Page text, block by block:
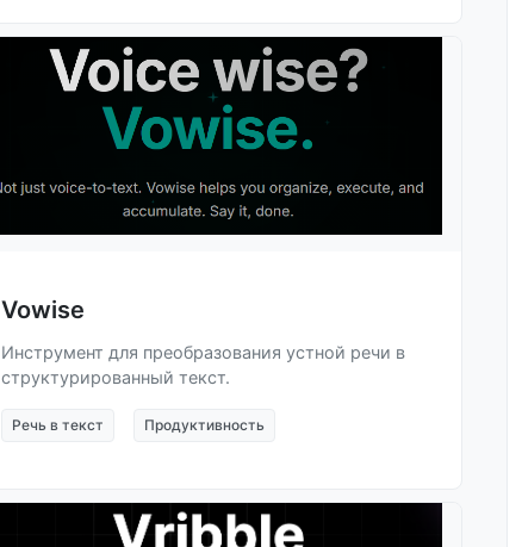
Vowise
Инструмент для преобразования устной речи в
структурированный текст.
Речь в текст Продуктивность